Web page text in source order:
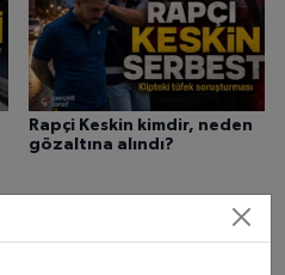
Rapçi Keskin kimdir, neden
gözaltına alındı?